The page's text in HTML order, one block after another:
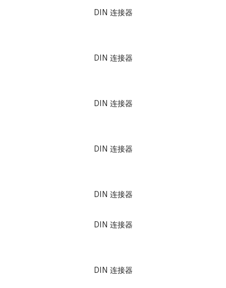
DIN 连接器
DIN 连接器
DIN 连接器
DIN 连接器
DIN 连接器
DIN 连接器
DIN 连接器